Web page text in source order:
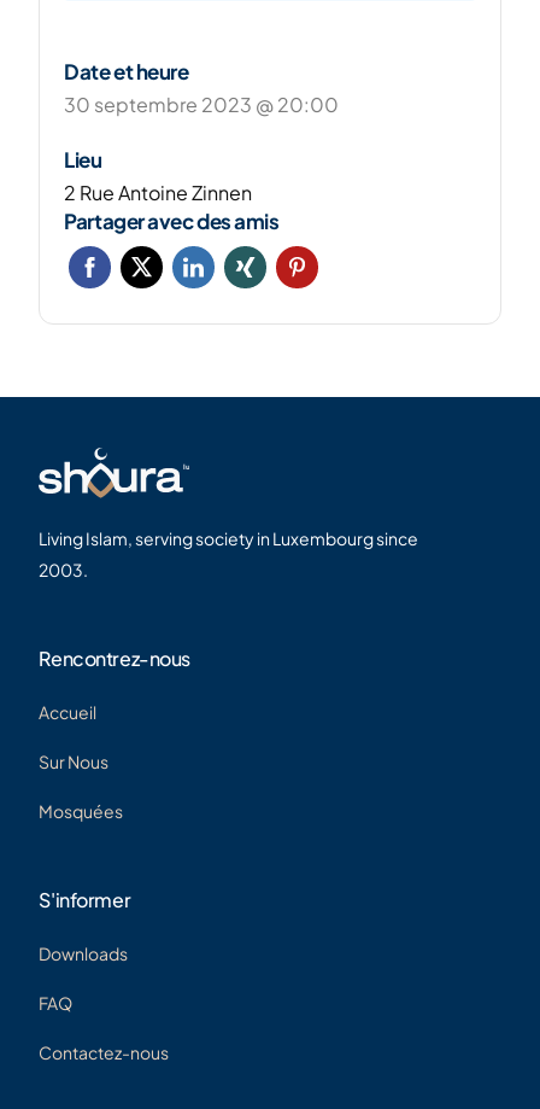
Date et heure
30 septembre 2023 @ 20:00
Lieu
2 Rue Antoine Zinnen
Partager avec des amis
Living Islam, serving society in Luxembourg since
2003.
Rencontrez-nous
Accueil
Sur Nous
Mosquées
S'informer
Downloads
FAQ
Contactez-nous